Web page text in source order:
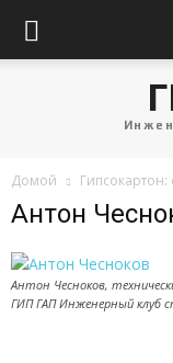
Домой
Антон
Антон Чесноков,
ГИП ГАП Инженерный клуб